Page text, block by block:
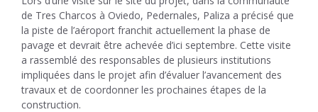
de Tres Charcos à Oviedo, Pedernales, Paliza a précisé que
la piste de l’aéroport franchit actuellement la phase de
pavage et devrait être achevée d’ici septembre. Cette visite
a rassemblé des responsables de plusieurs institutions
impliquées dans le projet afin d’évaluer l’avancement des
travaux et de coordonner les prochaines étapes de la
construction.